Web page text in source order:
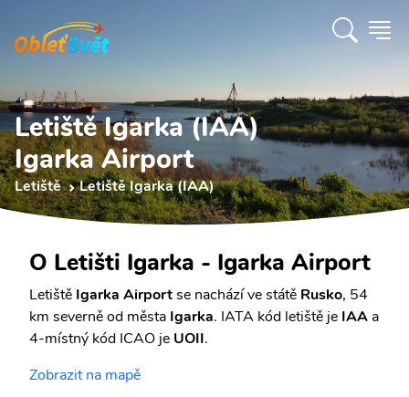
Letiště Igarka (IAA)
Igarka Airport
Letiště Letiště Igarka (IAA)
O Letišti Igarka - Igarka Airport
Letiště Igarka Airportse nachází ve státě Rusko, 54
km severně od města Igarka. IATA kód letiště je IAA a
4-místný kód ICAO je UOII.
Zobrazit na mapě